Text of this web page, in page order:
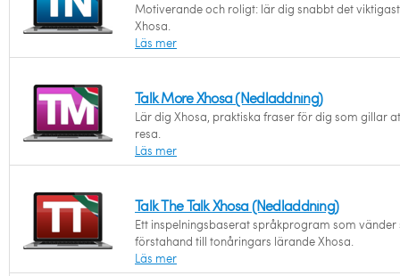
Motiverande och roligt: lär dig snabbt det
Xhosa.
Läs mer
Talk More Xhosa (Nedladdning)
Lär dig Xhosa, praktiska fraser för dig som gillar
resa.
Läs mer
Talk The Talk Xhosa (Nedladdning)
Ett inspelningsbaserat språkprogram som vänder
förstahand till tonåringars lärande Xhosa.
Läs mer